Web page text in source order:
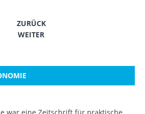
ZURÜCK
WEITER